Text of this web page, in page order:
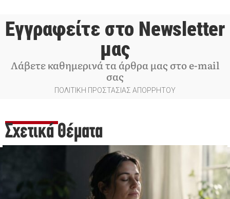
Εγγραφείτε στο Newsletter
μας
Λάβετε καθημερινά τα άρθρα μας στο e-mail
σας
ΠΟΛΙΤΙΚΗ ΠΡΟΣΤΑΣΙΑΣ ΑΠΟΡΡΗΤΟΥ
Σχετικά Θέματα